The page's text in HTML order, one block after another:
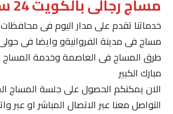
مساج رجالى بالكويت 24 ساعة
خدماتنا تقدم على مدار اليوم فى محافظات
مساج فى مدينة الفروانيةو وايضا فى حولى
طرق المساج فى العاصمة وخدمة المساج
مبارك الكبير
الان يمكنكم الحصول على جلسة المساج
التواصل معنا عبر الاتصال المباشر او عبر